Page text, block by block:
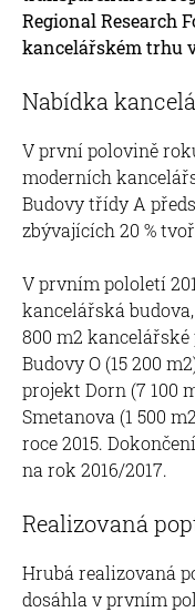
Regional Research
kancelářském trhu
Nabídka
V první polovině
moderních
Budovy třídy A
zbývajících 20 %
V prvním pololetí
kancelářská
800 m2
Budovy O (15 200
projekt Dorn (7 100
Smetanova (1 500
roce 2015.
na rok 2016/2017.
Realizovaná
Hrubá realizovaná
dosáhla v prvním